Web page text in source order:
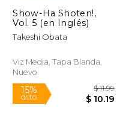
Show-Ha Shoten!,
Vol. 5 (en Inglés)
Takeshi Obata
Viz Media, Tapa Blanda,
Nuevo